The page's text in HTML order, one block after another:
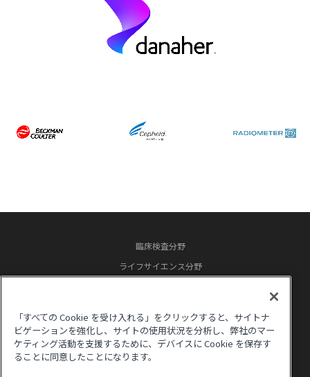
臨床検査分野
ライフサイエンス分野
サイトポリシー
プライバシーポリシー
「すべての Cookie を受け入れる」をクリックすると、サイトナ
ビゲーションを強化し、サイトの使用状況を分析し、弊社のマー
ケティング活動を支援するために、デバイスに Cookie を保存す
ることに同意したことになります。